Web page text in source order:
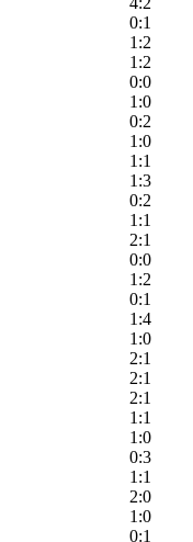
0:1
1:2
1:2
0:0
1:0
0:2
1:0
1:1
1:3
0:2
1:1
2:1
0:0
1:2
0:1
1:4
1:0
2:1
2:1
2:1
1:1
1:0
0:3
1:1
2:0
1:0
0:1